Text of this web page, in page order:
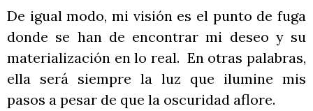
De igual modo, mi visión es el punto de fuga
donde se han de encontrar mi deseo y su
materialización en lo real. En otras palabras,
ella será siempre la luz que ilumine mis
pasos a pesar de que la oscuridad aflore.